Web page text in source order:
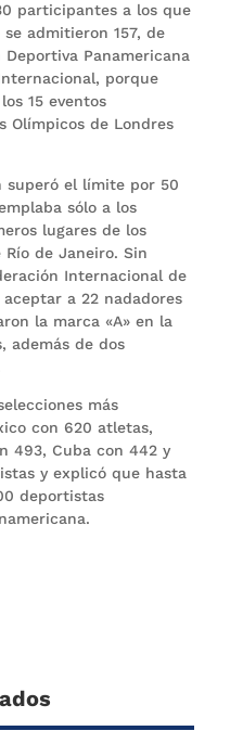
participantes a los que
admitieron 157, de
Panamericana
porque
15 eventos
Olímpicos de Londres
superó el límite por 50
sólo a los
lugares de los
Río de Janeiro. Sin
Internacional de
a 22 nadadores
la marca «A» en la
además de dos
más
con 620 atletas,
493, Cuba con 442 y
y explicó que hasta
deportistas